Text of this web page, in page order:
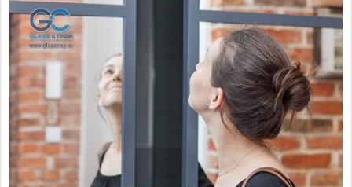
Зажимные профили
Фурнитура для межкомнатных дверей
Фурнитура для душевых ограждений (раздвижная
Фурнитура для душевых ограждений (распашная серия)
Двери межкомнатные цельностеклянные